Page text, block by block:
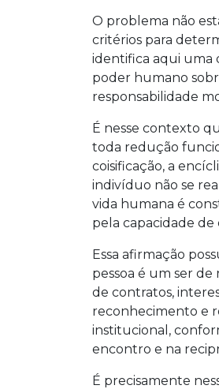
O problema não
critérios para
identifica aqui uma
poder humano
responsabilidade
É nesse contexto
toda redução
coisificação, a
indivíduo não se
vida humana é
pela capacidade de
Essa afirmação
pessoa é um ser
de contratos,
reconhecimento e
institucional,
encontro e na
É precisamente